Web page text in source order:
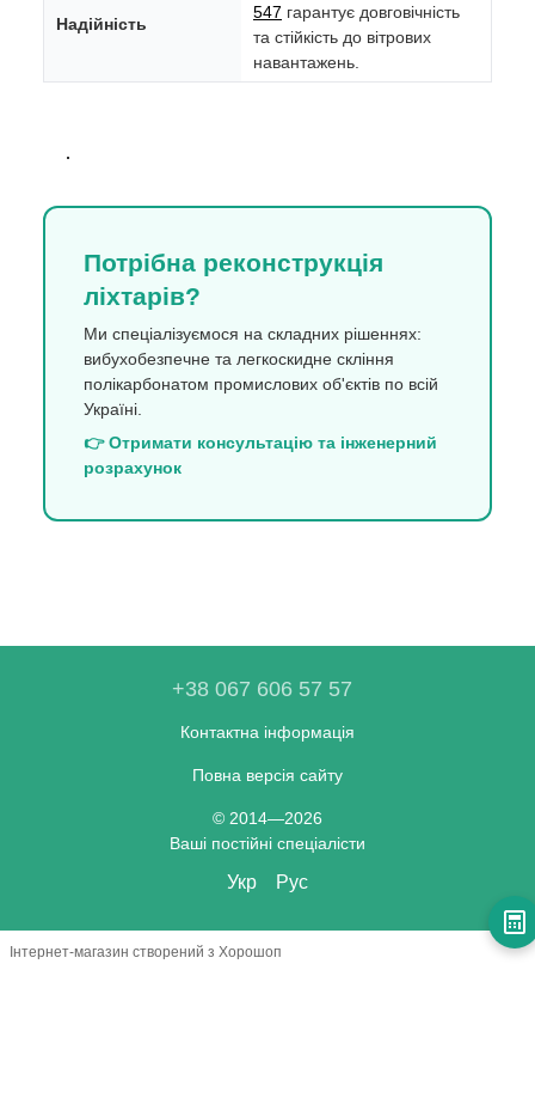
Надійність
547 гарантує довговічність
та стійкість до вітрових
навантажень.
Потрібна реконструкція
ліхтарів?
Ми спеціалізуємося на складних рішеннях:
вибухобезпечне та легкоскидне скління
полікарбонатом промислових об'єктів по всій
Україні.
👉 Отримати консультацію та інженерний
розрахунок
+38 067 606 57 57
Контактна інформація
Повна версія сайту
© 2014—2026
Ваші постійні спеціалісти
Укр Рус
Інтернет-магазин створений з Хорошоп